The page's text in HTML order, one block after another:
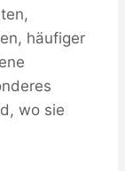
häufiger
wo sie